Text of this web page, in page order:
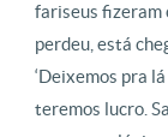
fariseus fizeram
perdeu, está
‘Deixemos pra
teremos lucro.